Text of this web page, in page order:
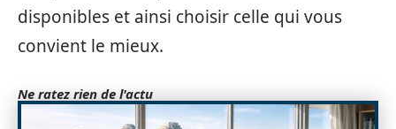
disponibles et ainsi choisir celle qui vous
convient le mieux.
Ne ratez rien de l'actu